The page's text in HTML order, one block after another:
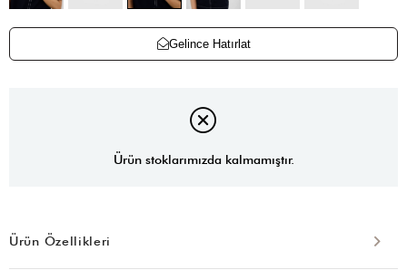
Gelince Hatırlat
Ürün stoklarımızda kalmamıştır.
Ürün Özellikleri